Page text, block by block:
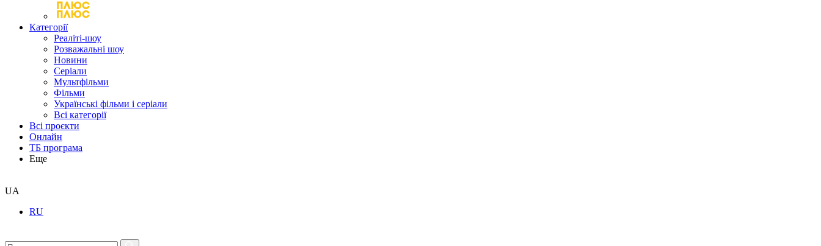
Категорії
Реаліті-шоу
Розважальні шоу
Новини
Серіали
Мультфільми
Фільми
Українські фільми і серіали
Всі категорії
Всі проєкти
Онлайн
ТБ програма
Еще
UA
RU